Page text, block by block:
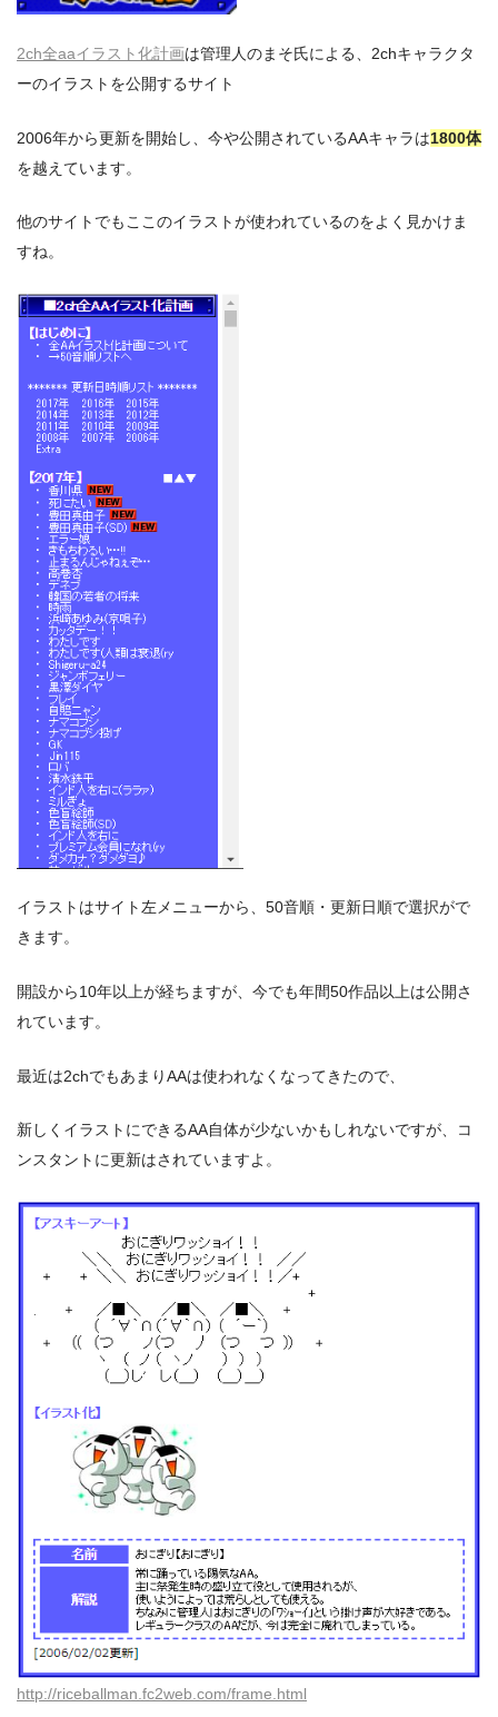
2ch全aaイラスト化計画は管理人のまそ氏による、2chキャラクタ
ーのイラストを公開するサイト
2006年から更新を開始し、今や公開されているAAキャラは1800体
を越えています。
他のサイトでもここのイラストが使われているのをよく見かけま
すね。
イラストはサイト左メニューから、50音順・更新日順で選択がで
きます。
開設から10年以上が経ちますが、今でも年間50作品以上は公開さ
れています。
最近は2chでもあまりAAは使われなくなってきたので、
新しくイラストにできるAA自体が少ないかもしれないですが、コ
ンスタントに更新はされていますよ。
http://riceballman.fc2web.com/frame.html